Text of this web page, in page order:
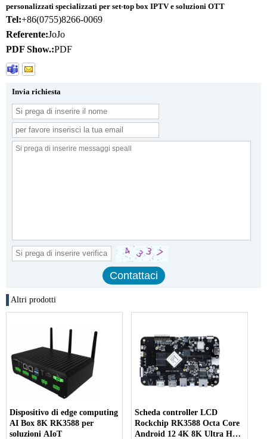
personalizzati specializzati per set-top box IPTV e soluzioni OTT
Tel:+86(0755)8266-0069
Referente:JoJo
PDF Show.:PDF
Invia richiesta
Altri prodotti
Dispositivo di edge computing
AI Box 8K RK3588 per
soluzioni AIoT
Scheda controller LCD
Rockchip RK3588 Octa Core
Android 12 4K 8K Ultra HD